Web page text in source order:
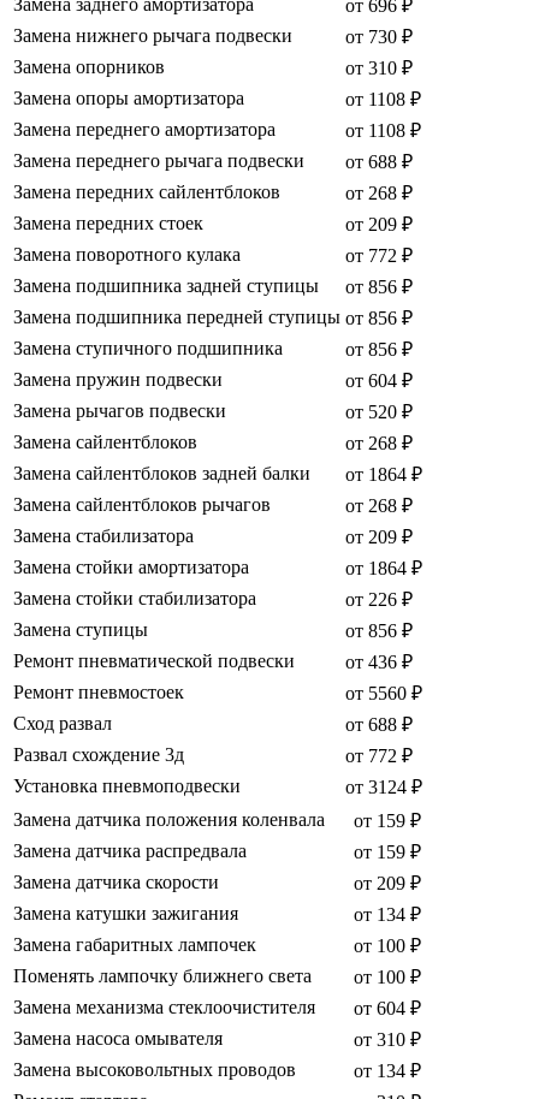
Замена заднего амортизатора
от 696 ₽
Замена нижнего рычага подвески
от 730 ₽
Замена опорников
от 310 ₽
Замена опоры амортизатора
от 1108 ₽
Замена переднего амортизатора
от 1108 ₽
Замена переднего рычага подвески
от 688 ₽
Замена передних сайлентблоков
от 268 ₽
Замена передних стоек
от 209 ₽
Замена поворотного кулака
от 772 ₽
Замена подшипника задней ступицы
от 856 ₽
Замена подшипника передней ступицы от 856 ₽
Замена ступичного подшипника
от 856 ₽
Замена пружин подвески
от 604 ₽
Замена рычагов подвески
от 520 ₽
Замена сайлентблоков
от 268 ₽
Замена сайлентблоков задней балки
от 1864 ₽
Замена сайлентблоков рычагов
от 268 ₽
Замена стабилизатора
от 209 ₽
Замена стойки амортизатора
от 1864 ₽
Замена стойки стабилизатора
от 226 ₽
Замена ступицы
от 856 ₽
Ремонт пневматической подвески
от 436 ₽
Ремонт пневмостоек
от 5560 ₽
Сход развал
от 688 ₽
Развал схождение 3д
от 772 ₽
Установка пневмоподвески
от 3124 ₽
Замена датчика положения коленвала
от 159 ₽
Замена датчика распредвала
от 159 ₽
Замена датчика скорости
от 209 ₽
Замена катушки зажигания
от 134 ₽
Замена габаритных лампочек
от 100 ₽
Поменять лампочку ближнего света
от 100 ₽
Замена механизма стеклоочистителя
от 604 ₽
Замена насоса омывателя
от 310 ₽
Замена высоковольтных проводов
от 134 ₽